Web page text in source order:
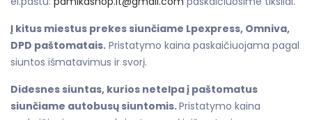
Į kitus miestus prekes siunčiame Lpexpress, Omniva,
DPD paštomatais. Pristatymo kaina paskaičiuojama pagal
siuntos išmatavimus ir svorį.
Didesnes siuntas, kurios netelpa į paštomatus
siunčiame autobusų siuntomis.Pristatymo kaina